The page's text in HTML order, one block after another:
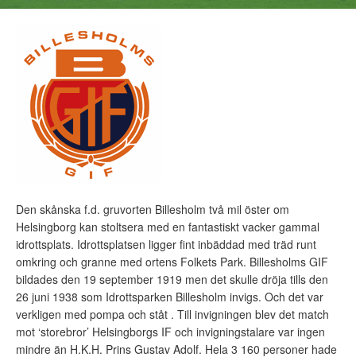
Den skånska f.d. gruvorten Billesholm två mil öster om
Helsingborg kan stoltsera med en fantastiskt vacker gammal
idrottsplats. Idrottsplatsen ligger fint inbäddad med träd runt
omkring och granne med ortens Folkets Park. Billesholms GIF
bildades den 19 september 1919 men det skulle dröja tills den
26 juni 1938 som Idrottsparken Billesholm invigs. Och det var
verkligen med pompa och ståt . Till invigningen blev det match
mot ‘storebror’ Helsingborgs IF och invigningstalare var ingen
mindre än H.K.H. Prins Gustav Adolf. Hela 3 160 personer hade